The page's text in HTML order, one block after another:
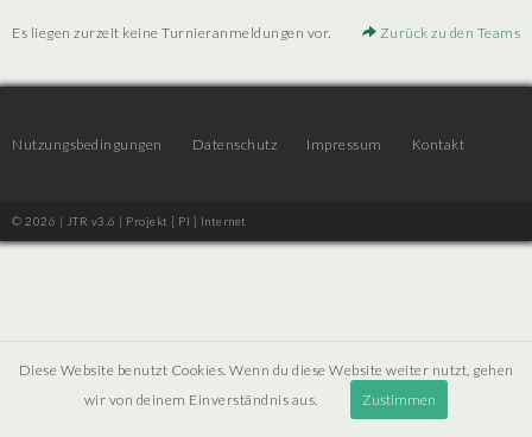
Es liegen zurzeit keine Turnieranmeldungen vor. Zurück zu den Teams
Nutzungsbedingungen Datenschutz Impressum Kontakt
© 2026 | JTR v3.6 | Projekt [ PI ] Internet
Diese Website benutzt Cookies. Wenn du diese Website weiter nutzt, gehen
wir von deinem Einverständnis aus.
Zustimmen